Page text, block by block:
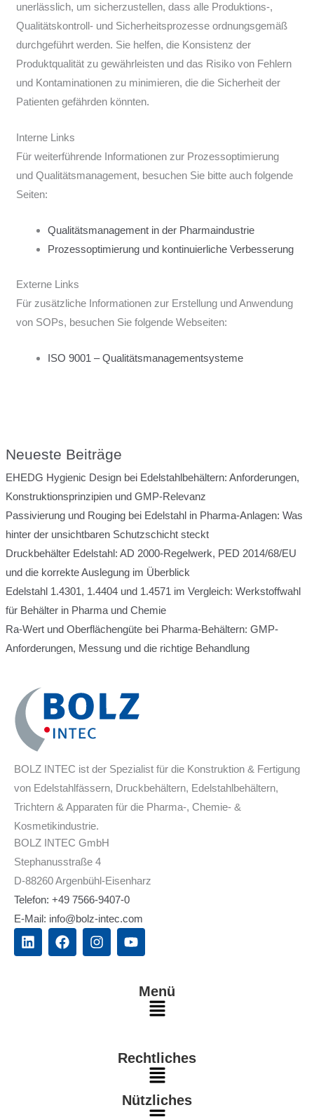
unerlässlich, um sicherzustellen, dass alle Produktions-,
Qualitätskontroll- und Sicherheitsprozesse ordnungsgemäß
durchgeführt werden. Sie helfen, die Konsistenz der
Produktqualität zu gewährleisten und das Risiko von Fehlern
und Kontaminationen zu minimieren, die die Sicherheit der
Patienten gefährden könnten.
Interne Links
Für weiterführende Informationen zur Prozessoptimierung
und Qualitätsmanagement, besuchen Sie bitte auch folgende
Seiten:
Qualitätsmanagement in der Pharmaindustrie
Prozessoptimierung und kontinuierliche Verbesserung
Externe Links
Für zusätzliche Informationen zur Erstellung und Anwendung
von SOPs, besuchen Sie folgende Webseiten:
ISO 9001 – Qualitätsmanagementsysteme
Neueste Beiträge
EHEDG Hygienic Design bei Edelstahlbehältern: Anforderungen,
Konstruktionsprinzipien und GMP-Relevanz
Passivierung und Rouging bei Edelstahl in Pharma-Anlagen: Was
hinter der unsichtbaren Schutzschicht steckt
Druckbehälter Edelstahl: AD 2000-Regelwerk, PED 2014/68/EU
und die korrekte Auslegung im Überblick
Edelstahl 1.4301, 1.4404 und 1.4571 im Vergleich: Werkstoffwahl
für Behälter in Pharma und Chemie
Ra-Wert und Oberflächengüte bei Pharma-Behältern: GMP-
Anforderungen, Messung und die richtige Behandlung
BOLZ INTEC ist der Spezialist für die Konstruktion & Fertigung
von Edelstahlfässern, Druckbehältern, Edelstahlbehältern,
Trichtern & Apparaten für die Pharma-, Chemie- &
Kosmetikindustrie.
BOLZ INTEC GmbH
Stephanusstraße 4
D-88260 Argenbühl-Eisenharz
Telefon: +49 7566-9407-0
E-Mail: info@bolz-intec.com
L
i
F
a
I
n
Y
o
Menü
Main
Rechtliches
Main
Menu
Nützliches